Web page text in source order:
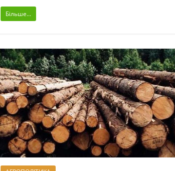
Більше...